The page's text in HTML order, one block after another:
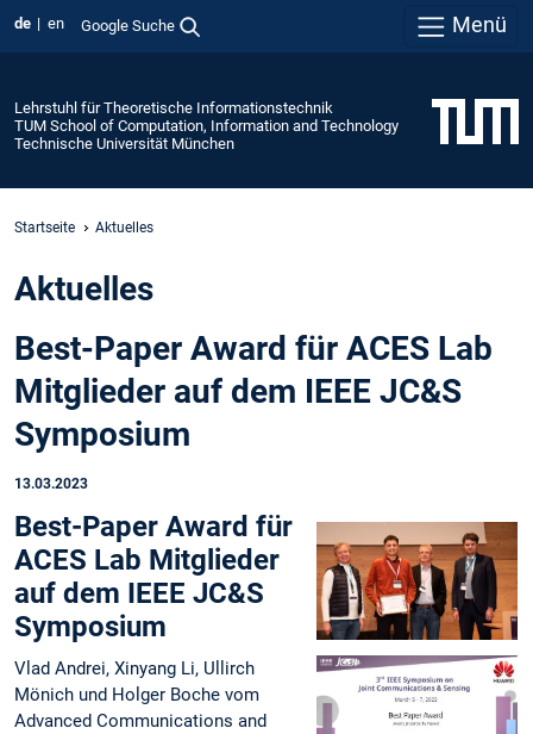
de en Google Suche Menü
Lehrstuhl für Theoretische Informationstechnik
TUM School of Computation, Information and Technology
Technische Universität München
Startseite Aktuelles
Aktuelles
Best-Paper Award für ACES Lab
Mitglieder auf dem IEEE JC&S
Symposium
13.03.2023
Best-Paper Award für
ACES Lab Mitglieder
auf dem IEEE JC&S
Symposium
Vlad Andrei, Xinyang Li, Ullirch
Mönich und Holger Boche vom
Advanced Communications and